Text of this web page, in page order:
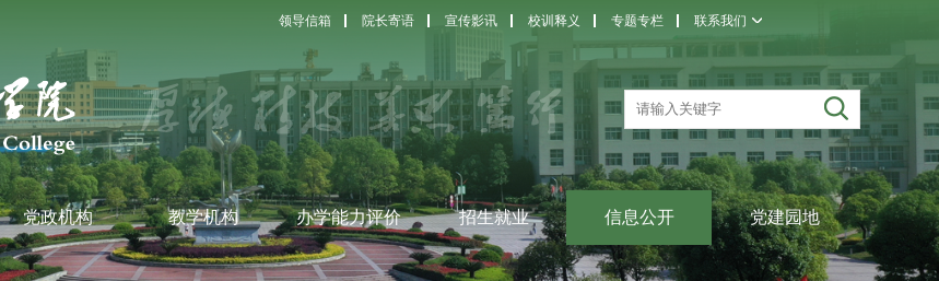
领导信箱 院长寄语 宣传影讯 校训释义 专题专栏 联系我们
党政机构 教学机构 办学能力评价 招生就业 信息公开 党建园地